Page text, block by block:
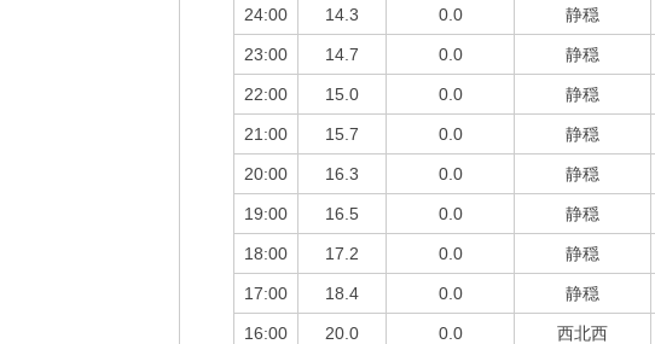
24:00 14.3 0.0 静穏
23:00 14.7 0.0 静穏
22:00 15.0 0.0 静穏
21:00 15.7 0.0 静穏
20:00 16.3 0.0 静穏
19:00 16.5 0.0 静穏
18:00 17.2 0.0 静穏
17:00 18.4 0.0 静穏
16:00 20.0 0.0 西北西